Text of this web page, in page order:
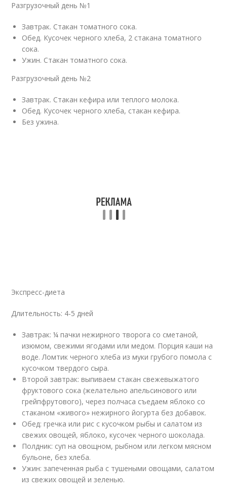
Разгрузочный день №1
Завтрак. Стакан томатного сока.
Обед. Кусочек черного хлеба, 2 стакана томатного
сока.
Ужин. Стакан томатного сока.
Разгрузочный день №2
Завтрак. Стакан кефира или теплого молока.
Обед. Кусочек черного хлеба, стакан кефира.
Без ужина.
Экспресс-диета
Длительность: 4-5 дней
Завтрак: ¼ пачки нежирного творога со сметаной,
изюмом, свежими ягодами или медом. Порция каши на
воде. Ломтик черного хлеба из муки грубого помола с
кусочком твердого сыра.
Второй завтрак: выпиваем стакан свежевыжатого
фруктового сока (желательно апельсинового или
грейпфрутового), через полчаса съедаем яблоко со
стаканом «живого» нежирного йогурта без добавок.
Обед: гречка или рис с кусочком рыбы и салатом из
свежих овощей, яблоко, кусочек черного шоколада.
Полдник: суп на овощном, рыбном или легком мясном
бульоне, без хлеба.
Ужин: запеченная рыба с тушеными овощами, салатом
из свежих овощей и зеленью.